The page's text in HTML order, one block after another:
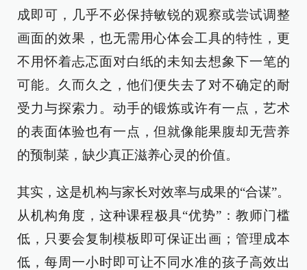
成即可，几乎不必保持敏锐的观察或尝试调整
画面的效果，也无需用心体会工具的特性，更
不用怀着忐忑面对白纸的未知去想象下一笔的
可能。久而久之，他们便失去了对不确定的耐
受力与探索力。动手的锻炼或许有一点，艺术
的表面体验也有一点，但就像能果腹却无营养
的预制菜，缺少真正滋养心灵的价值。
其实，这是机构与家长对效率与成果的“合谋”。
从机构角度，这种课程极具“优势”：教师门槛
低，只要会复制模板即可保证出画；管理成本
低，每周一小时即可让不同水准的孩子高效出